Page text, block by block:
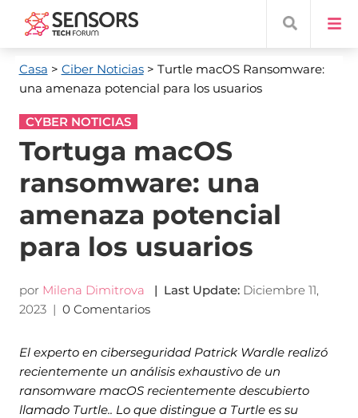
Casa > Ciber Noticias > Turtle macOS Ransomware:
una amenaza potencial para los usuarios
CYBER NOTICIAS
Tortuga macOS
ransomware: una
amenaza potencial
para los usuarios
por Milena Dimitrova | Last Update: Diciembre 11,
2023| 0 Comentarios
El experto en ciberseguridad Patrick Wardle realizó
recientemente un análisis exhaustivo de un
ransomware macOS recientemente descubierto
llamado Turtle.. Lo que distingue a Turtle es su